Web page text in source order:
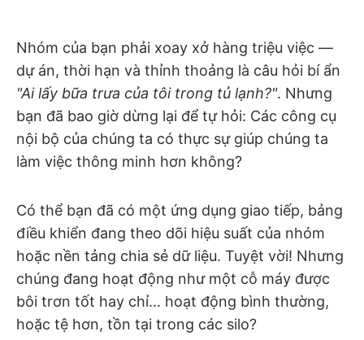
Nhóm của bạn phải xoay xở hàng triệu việc —
dự án, thời hạn và thỉnh thoảng là câu hỏi bí ẩn
"Ai lấy bữa trưa của tôi trong tủ lạnh?". Nhưng
bạn đã bao giờ dừng lại để tự hỏi: Các công cụ
nội bộ của chúng ta có thực sự giúp chúng ta
làm việc thông minh hơn không?
Có thể bạn đã có một ứng dụng giao tiếp, bảng
điều khiển đang theo dõi hiệu suất của nhóm
hoặc nền tảng chia sẻ dữ liệu. Tuyệt vời! Nhưng
chúng đang hoạt động như một cỗ máy được
bôi trơn tốt hay chỉ... hoạt động bình thường,
hoặc tệ hơn, tồn tại trong các silo?